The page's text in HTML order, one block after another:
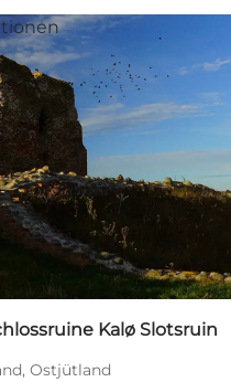
Kalø Slotsruin
Ostjütland